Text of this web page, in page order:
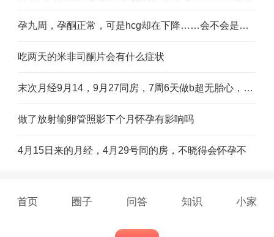
孕九周，孕酮正常，可是hcg却在下降……会不会是胎有什么问题
吃两天的米非司酮片会有什么症状
末次月经9月14，9月27同房，7周6天做b超无胎心，胎儿是否正常
做了放射输卵管照影下个月怀孕有影响吗
4月15日来的月经，4月29号同的房，不晓得会怀孕不
首页 圈子 问答 知识 小家